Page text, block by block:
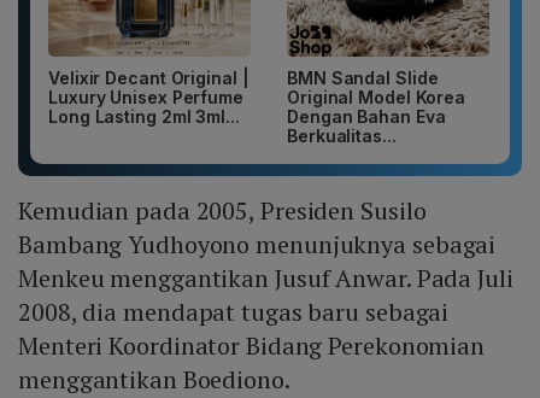
Velixir Decant Original |
Luxury Unisex Perfume
Long Lasting 2ml 3ml...
BMN Sandal Slide
Original Model Korea
Dengan Bahan Eva
Berkualitas...
Kemudian pada 2005, Presiden Susilo
Bambang Yudhoyono menunjuknya sebagai
Menkeu menggantikan Jusuf Anwar. Pada Juli
2008, dia mendapat tugas baru sebagai
Menteri Koordinator Bidang Perekonomian
menggantikan Boediono.